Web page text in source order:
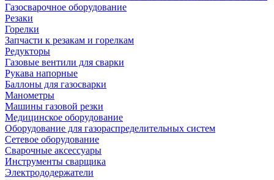
Газосварочное оборудование
Резаки
Горелки
Запчасти к резакам и горелкам
Редукторы
Газовые вентили для сварки
Рукава напорные
Баллоны для газосварки
Манометры
Машины газовой резки
Медицинское оборудование
Оборудование для газораспределительных систем
Сетевое оборудование
Сварочные аксессуары
Инструменты сварщика
Электрододержатели